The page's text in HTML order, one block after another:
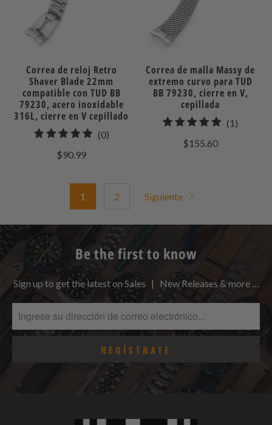
Correa de reloj Retro
Shaver Blade 22mm
compatible con TUD BB
79230, acero inoxidable
316L, cierre en V cepillado
(0)0
$90.99
Correa de malla Massy de
extremo curvo para TUD
BB 79230, cierre en V,
cepillada
(1)
$155.60
1 2 Siguiente
Be the first to know
Sign up to get the latest on Sales | New Releases & more …